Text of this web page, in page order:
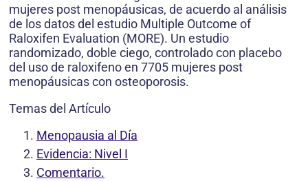
mujeres post menopáusicas, de acuerdo al análisis
de los datos del estudio Multiple Outcome of
Raloxifen Evaluation (MORE). Un estudio
randomizado, doble ciego, controlado con placebo
del uso de raloxifeno en 7705 mujeres post
menopáusicas con osteoporosis.
Temas del Artículo
Menopausia al Día
Evidencia: Nivel I
Comentario.